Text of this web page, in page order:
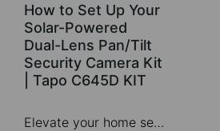
How to Set Up Your
Solar-Powered
Dual-Lens Pan/Tilt
Security Camera Kit
| Tapo C645D KIT
Elevate your home security with the Solar-Powered Dual-Lens Pan/Tilt Security Camera Kit. Benefit from effortless solar power and ensure comprehensive protection with two 2K 3MP lenses that double the coverage, allowing you to capture more with just one device. Experience enhanced visibility and clarity using the telephoto lens, along with features like Synchronized Smart Tracking and One-Tap Smart Focus for a broader and clearer view.